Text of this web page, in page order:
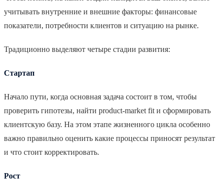
учитывать внутренние и внешние факторы: финансовые
показатели, потребности клиентов и ситуацию на рынке.
Традиционно выделяют четыре стадии развития:
Стартап
Начало пути, когда основная задача состоит в том, чтобы
проверить гипотезы, найти product-market fit и сформировать
клиентскую базу. На этом этапе жизненного цикла особенно
важно правильно оценить какие процессы приносят результат
и что стоит корректировать.
Рост